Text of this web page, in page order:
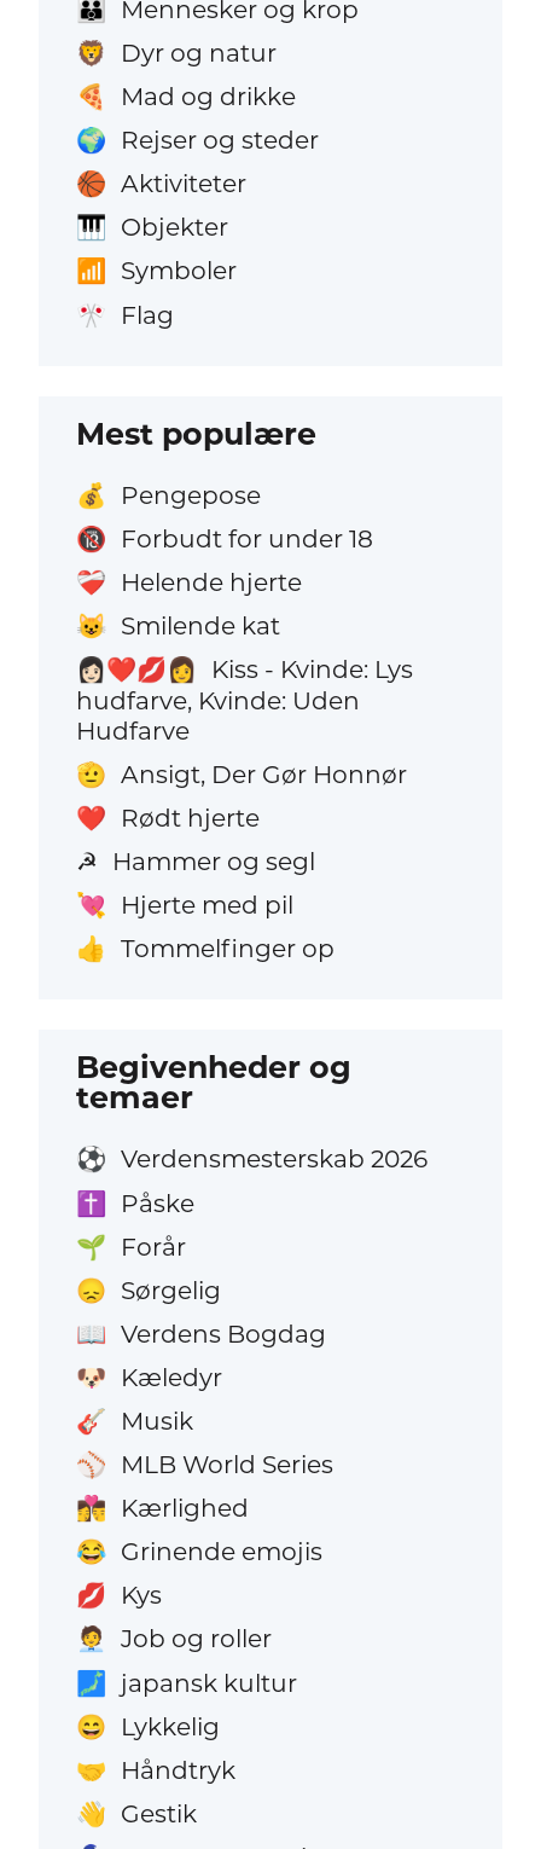
👪 Mennesker og krop
🦁 Dyr og natur
🍕 Mad og drikke
🌍 Rejser og steder
🏀 Aktiviteter
🎹 Objekter
📶 Symboler
🎌 Flag
Mest populære
💰 Pengepose
🔞 Forbudt for under 18
❤️‍🩹 Helende hjerte
😺 Smilende kat
👩🏻‍❤️‍💋‍👩
Kiss - Kvinde: Lys
hudfarve, Kvinde: Uden
Hudfarve
🫡 Ansigt, Der Gør Honnør
❤️ Rødt hjerte
☭ Hammer og segl
💘 Hjerte med pil
👍 Tommelfinger op
Begivenheder og
temaer
⚽ Verdensmesterskab 2026
✝️ Påske
🌱 Forår
😞 Sørgelig
📖 Verdens Bogdag
🐶 Kæledyr
🎸 Musik
⚾ MLB World Series
👩‍❤️‍💋‍👨 Kærlighed
😂 Grinende emojis
💋 Kys
🧑‍💼 Job og roller
🗾 japansk kultur
😄 Lykkelig
🤝 Håndtryk
👋 Gestik